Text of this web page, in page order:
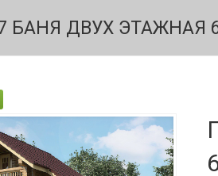
БАНЯ ДВУХ ЭТАЖНАЯ